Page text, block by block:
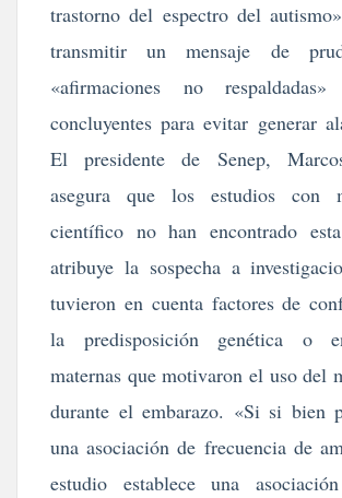
trastorno del espectro del
transmitir un mensaje de
«afirmaciones no
concluyentes para evitar generar
El presidente de Senep,
asegura que los estudios con
científico no han encontrado
atribuye la sospecha a
tuvieron en cuenta factores de
la predisposición genética o
maternas que motivaron el uso del
durante el embarazo. «Si si bien
una asociación de frecuencia de
estudio establece una